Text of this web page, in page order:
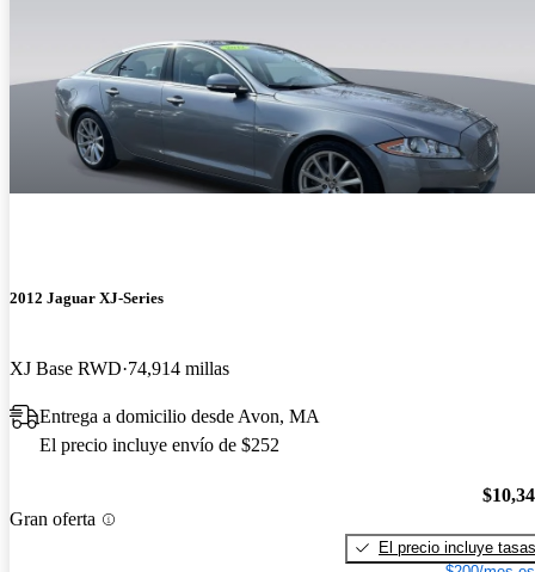
2012 Jaguar XJ-Series
XJ Base RWD 74,914 millas
Entrega a domicilio desde Avon, MA
El precio incluye envío de $252
Gran oferta
El precio incluye tasas